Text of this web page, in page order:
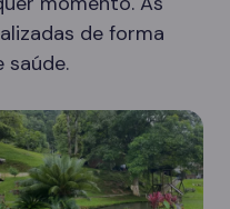
de forma
saúde.